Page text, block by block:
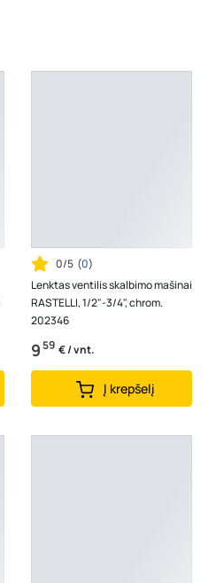
0/5 (0)
Lenktas ventilis skalbimo mašinai
RASTELLI, 1/2"-3/4", chrom.
202346
959 € / vnt.
Į krepšelį